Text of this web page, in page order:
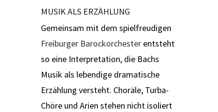
MUSIK ALS ERZÄHLUNG
Gemeinsam mit dem spielfreudigen
Freiburger Barockorchester entsteht
so eine Interpretation, die Bachs
Musik als lebendige dramatische
Erzählung versteht. Choräle, Turba-
Chöre und Arien stehen nicht isoliert